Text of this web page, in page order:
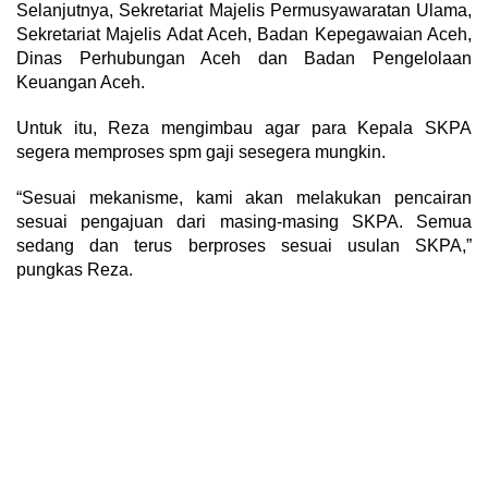
Selanjutnya, Sekretariat Majelis Permusyawaratan Ulama,
Sekretariat Majelis Adat Aceh, Badan Kepegawaian Aceh,
Dinas Perhubungan Aceh dan Badan Pengelolaan
Keuangan Aceh.
Untuk itu, Reza mengimbau agar para Kepala SKPA
segera memproses spm gaji sesegera mungkin.
“Sesuai mekanisme, kami akan melakukan pencairan
sesuai pengajuan dari masing-masing SKPA. Semua
sedang dan terus berproses sesuai usulan SKPA,”
pungkas Reza.